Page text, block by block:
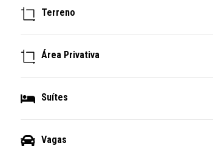
Terreno
Área Privativa
Suítes
Vagas